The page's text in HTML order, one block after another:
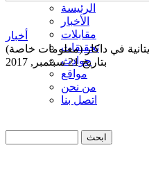
الرئيسة
الأخبار
مقابلات
تحقيقات
حوادث
مواقع
من نحن
اتصل بنا
أخبار
في داكار (معلومات خاصة)
بتاريخ 21 سبتمبر, 2017